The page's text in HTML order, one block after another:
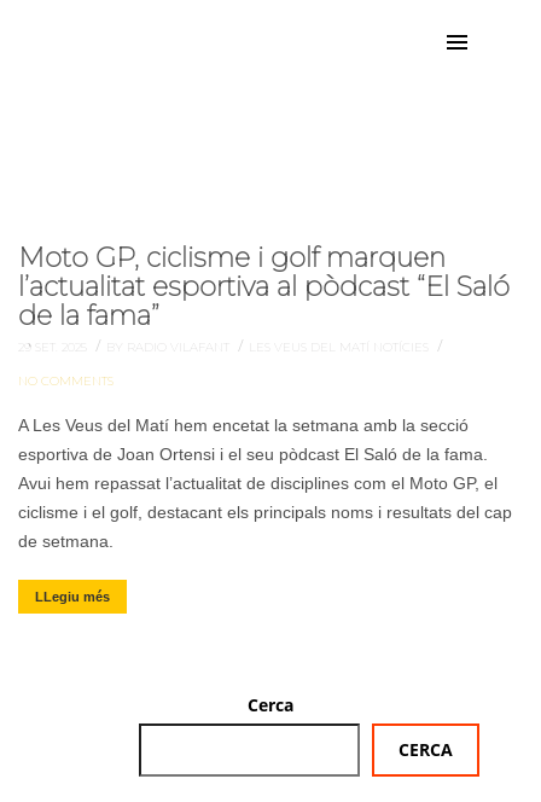
Moto GP, ciclisme i golf marquen
l’actualitat esportiva al pòdcast “El Saló
de la fama”
29 SET. 2025 / BY RADIO VILAFANT / LES VEUS DEL MATÍ NOTÍCIES /
NO COMMENTS
A Les Veus del Matí hem encetat la setmana amb la secció
esportiva de Joan Ortensi i el seu pòdcast El Saló de la fama.
Avui hem repassat l’actualitat de disciplines com el Moto GP, el
ciclisme i el golf, destacant els principals noms i resultats del cap
de setmana.
LLegiu més
Cerca
CERCA